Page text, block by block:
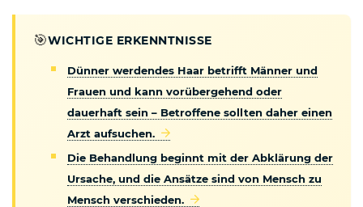
🎯WICHTIGE ERKENNTNISSE
Dünner werdendes Haar betrifft Männer und
Frauen und kann vorübergehend oder
dauerhaft sein – Betroffene sollten daher einen
Arzt aufsuchen.
Die Behandlung beginnt mit der Abklärung der
Ursache, und die Ansätze sind von Mensch zu
Mensch verschieden.